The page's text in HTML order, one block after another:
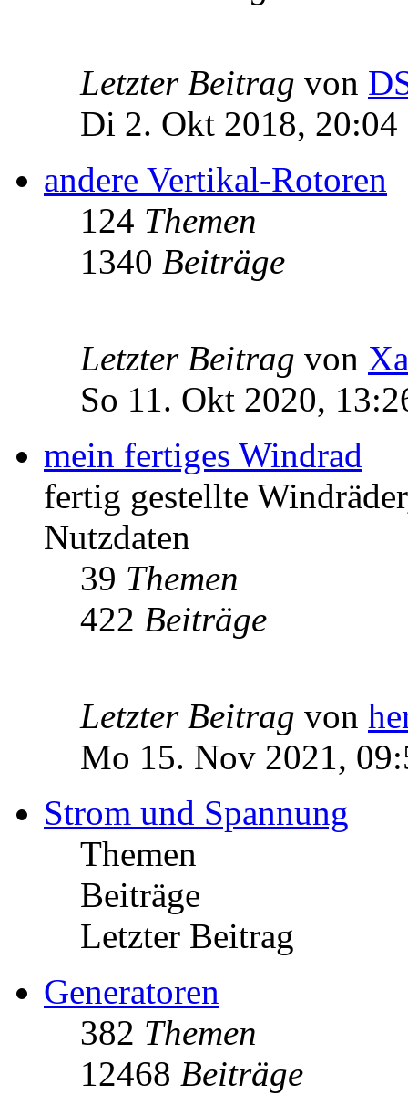
Letzter Beitrag von
Di 2. Okt 2018, 20:04
andere Vertikal-Rotoren
124 Themen
1340 Beiträge
Letzter Beitrag von
So 11. Okt 2020,
mein fertiges Windrad
fertig gestellte
Nutzdaten
39 Themen
422 Beiträge
Letzter Beitrag von
Mo 15. Nov 2021,
Strom und Spannung
Themen
Beiträge
Letzter Beitrag
Generatoren
382 Themen
12468 Beiträge